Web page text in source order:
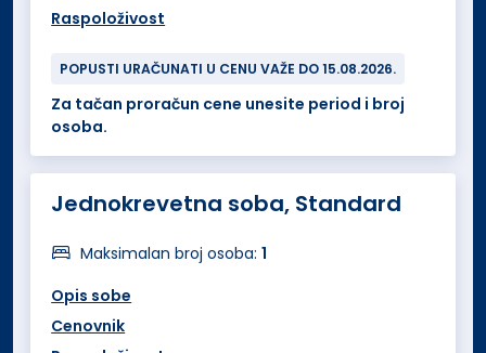
Raspoloživost
POPUSTI URAČUNATI U CENU VAŽE DO 15.08.2026.
Za tačan proračun cene unesite period i broj
osoba.
Jednokrevetna soba, Standard
Maksimalan broj osoba:1
Opis sobe
Cenovnik